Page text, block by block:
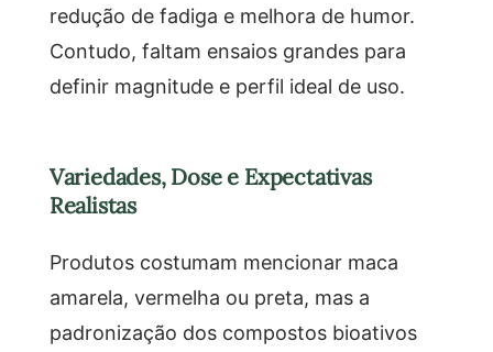
redução de fadiga e melhora de humor.
Contudo, faltam ensaios grandes para
definir magnitude e perfil ideal de uso.
Variedades, Dose e Expectativas
Realistas
Produtos costumam mencionar maca
amarela, vermelha ou preta, mas a
padronização dos compostos bioativos